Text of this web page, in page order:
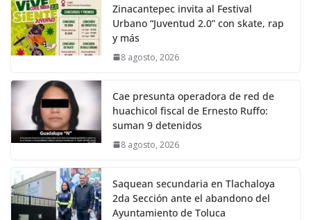
Zinacantepec invita al Festival
Urbano “Juventud 2.0” con skate, rap
y más
8 agosto, 2026
Cae presunta operadora de red de
huachicol fiscal de Ernesto Ruffo:
suman 9 detenidos
8 agosto, 2026
Saquean secundaria en Tlachaloya
2da Sección ante el abandono del
Ayuntamiento de Toluca